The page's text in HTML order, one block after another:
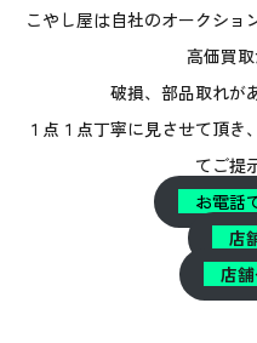
こやし屋は自社のオークショ
高価買取
破損、部品取れが
１点１点丁寧に見させて頂
てご提
お電話
店
店